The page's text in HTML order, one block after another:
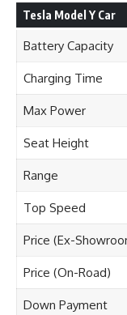
Tesla Model Y Car
Battery Capacity
Charging Time
Max Power
Seat Height
Range
Top Speed
Price (Ex-
Price (On-Road)
Down Payment